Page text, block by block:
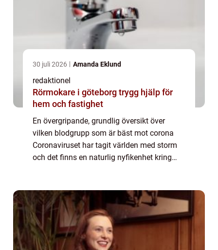
30 juli 2026 Amanda Eklund
redaktionel
Rörmokare i göteborg trygg hjälp för
hem och fastighet
En övergripande, grundlig översikt över
vilken blodgrupp som är bäst mot corona
Coronaviruset har tagit världen med storm
och det finns en naturlig nyfikenhet kring